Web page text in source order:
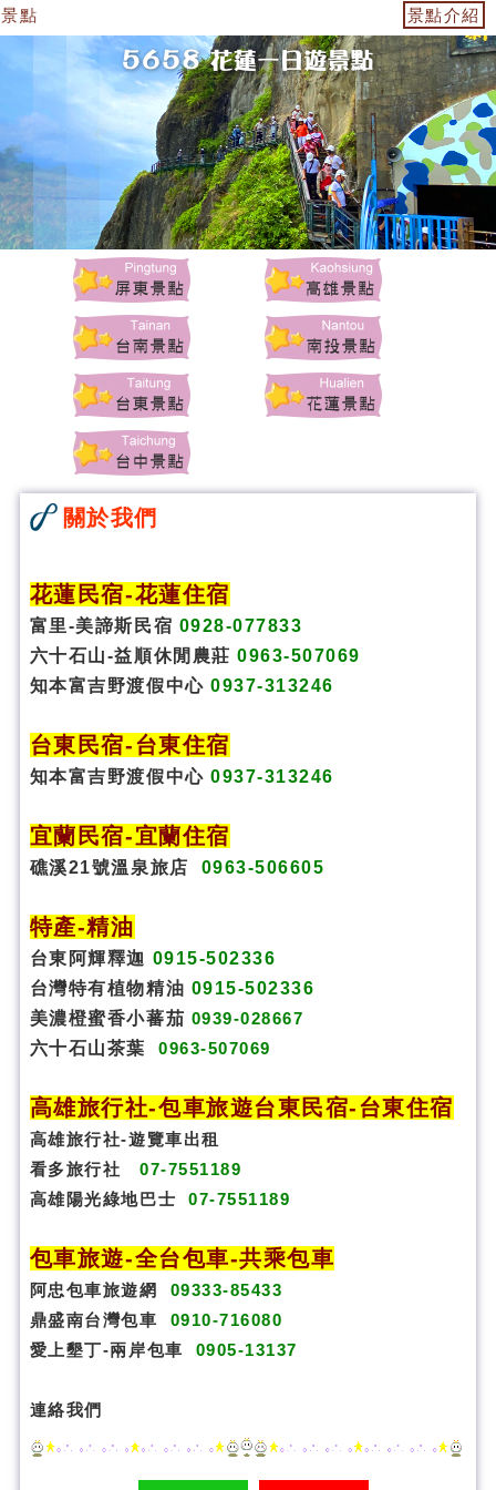
點 景點介紹
關於我們
花蓮民宿-花蓮住宿
富里-美諦斯民宿 0928-077833
六十石山-益順休閒農莊 0963-507069
知本富吉野渡假中心 0937-313246
台東民宿-台東住宿
知本富吉野渡假中心 0937-313246
宜蘭民宿-宜蘭住宿
礁溪21號溫泉旅店 0963-506605
特產-精油
台東阿輝釋迦 0915-502336
台灣特有植物精油 0915-502336
美濃橙蜜香小蕃茄 0939-028667
六十石山茶葉
0963-507069
高雄旅行社-包車旅遊台東民宿-台東住宿
高雄旅行社-遊覽車出租
看多旅行社
07-7551189
高雄陽光綠地巴士
07-7551189
包車旅遊-全台包車-共乘包車
阿忠包車旅遊網
09333-85433
鼎盛南台灣包車
0910-716080
愛上墾丁-兩岸包車
0905-13137
連絡我們